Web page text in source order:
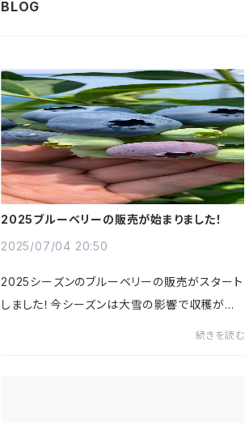
2025ブルーベリーの販売が始まりました！
2025/07/04 20:50
2025シーズンのブルーベリーの販売がスタート
しました！今シーズンは大雪の影響で収穫が遅
れておりますが、梅雨時期の雨が少なかったた
続きを読む